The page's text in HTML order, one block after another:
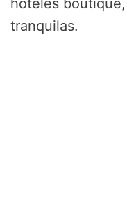
hoteles
tranquilas.